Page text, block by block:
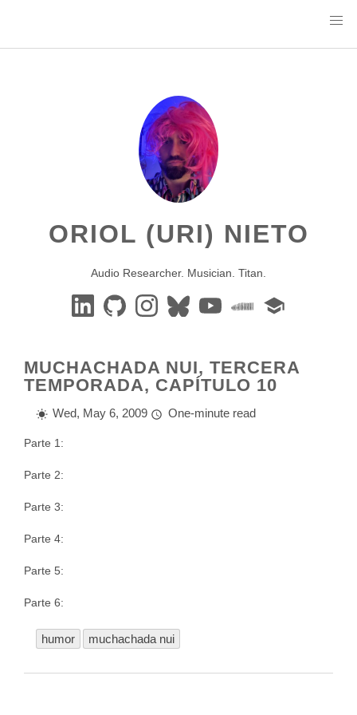
ORIOL (URI) NIETO
Audio Researcher. Musician. Titan.
MUCHACHADA NUI, TERCERA
TEMPORADA, CAPÍTULO 10
Wed, May 6, 2009 One-minute read
Parte 1:
Parte 2:
Parte 3:
Parte 4:
Parte 5:
Parte 6:
humor muchachada nui